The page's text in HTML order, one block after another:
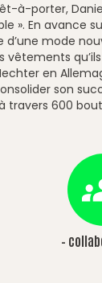
à-porter,
». En
mode
en
son
travers 600
–